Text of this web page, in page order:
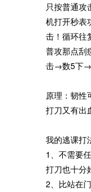
只按普通攻
机打开秒表
击！循环往
普攻那点刮
击→数5下→
原理：韧性
打刀又有出
我的逃课打
1、不需要
打刀也十分
2、比站在